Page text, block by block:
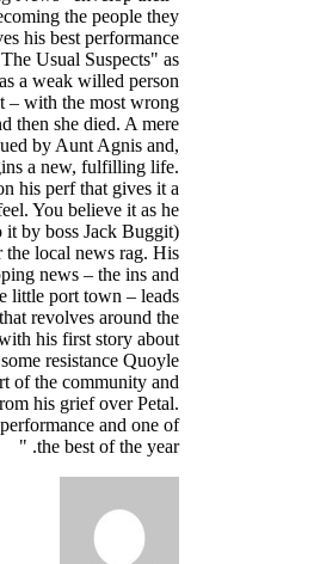
the people they
his best performance
Usual Suspects" as
a weak willed person
– with the most wrong
then she died. A mere
by Aunt Agnis and,
a new, fulfilling life.
his perf that gives it a
You believe it as he
it by boss Jack Buggit)
local news rag. His
news – the ins and
little port town – leads
revolves around the
his first story about
resistance Quoyle
of the community and
his grief over Petal.
and one of
the best of the year. "